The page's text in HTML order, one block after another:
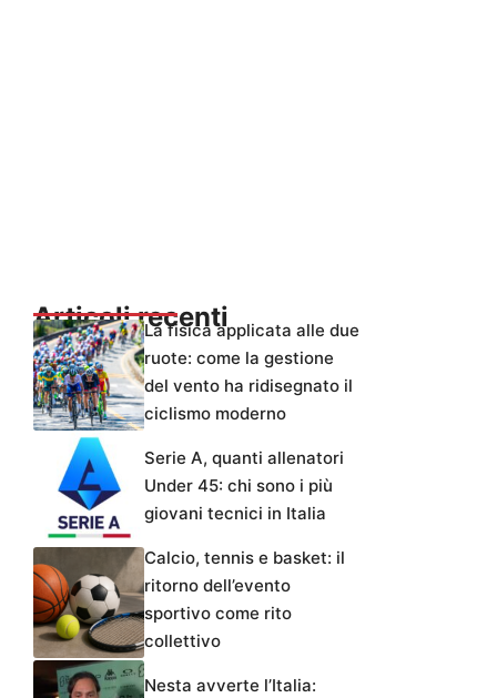
Articoli recentiLa fisica applicata alle due
ruote: come la gestione
del vento ha ridisegnato il
ciclismo moderno
Serie A, quanti allenatori
Under 45: chi sono i più
giovani tecnici in Italia
Calcio, tennis e basket: il
ritorno dell’evento
sportivo come rito
collettivo
Nesta avverte l’Italia: